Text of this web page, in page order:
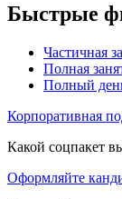
Быстрые
Частичная
Полная
Полный
Корпоративная
Какой соцпакет
Оформляйте